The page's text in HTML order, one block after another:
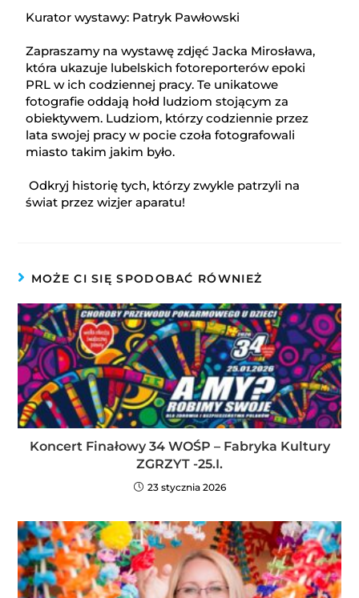
Kurator wystawy: Patryk Pawłowski
Zapraszamy na wystawę zdjęć Jacka Mirosława,
która ukazuje lubelskich fotoreporterów epoki
PRL w ich codziennej pracy. Te unikatowe
fotografie oddają hołd ludziom stojącym za
obiektywem. Ludziom, którzy codziennie przez
lata swojej pracy w pocie czoła fotografowali
miasto takim jakim było.
Odkryj historię tych, którzy zwykle patrzyli na
świat przez wizjer aparatu!
MOŻE CI SIĘ SPODOBAĆ RÓWNIEŻ
Koncert Finałowy 34 WOŚP – Fabryka Kultury
ZGRZYT -25.I.
23 stycznia 2026